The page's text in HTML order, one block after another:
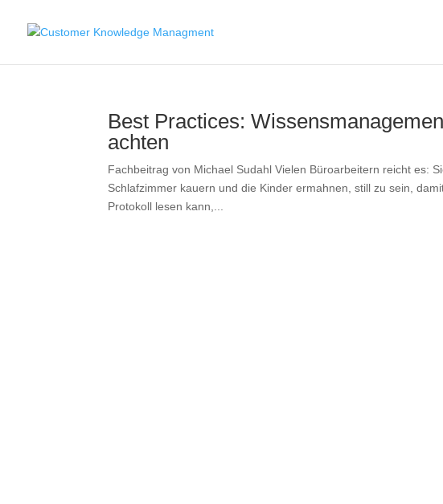
Best Practices:
achten
Fachbeitrag von Michael Sudahl Vielen Büroarbeitern reicht es:
Schlafzimmer kauern und die Kinder ermahnen, still zu sein,
Protokoll lesen kann,...